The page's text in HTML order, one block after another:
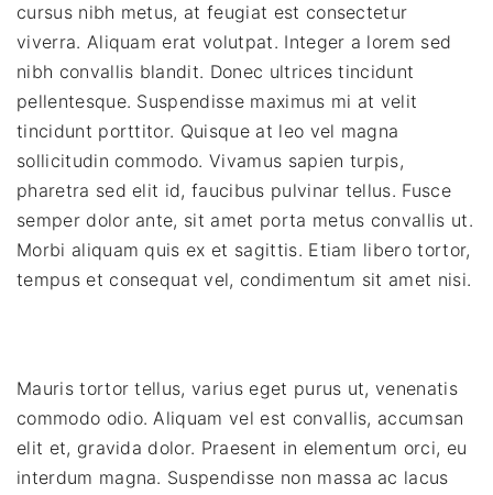
cursus nibh metus, at feugiat est consectetur
viverra. Aliquam erat volutpat. Integer a lorem sed
nibh convallis blandit. Donec ultrices tincidunt
pellentesque. Suspendisse maximus mi at velit
tincidunt porttitor. Quisque at leo vel magna
sollicitudin commodo. Vivamus sapien turpis,
pharetra sed elit id, faucibus pulvinar tellus. Fusce
semper dolor ante, sit amet porta metus convallis ut.
Morbi aliquam quis ex et sagittis. Etiam libero tortor,
tempus et consequat vel, condimentum sit amet nisi.
Mauris tortor tellus, varius eget purus ut, venenatis
commodo odio. Aliquam vel est convallis, accumsan
elit et, gravida dolor. Praesent in elementum orci, eu
interdum magna. Suspendisse non massa ac lacus